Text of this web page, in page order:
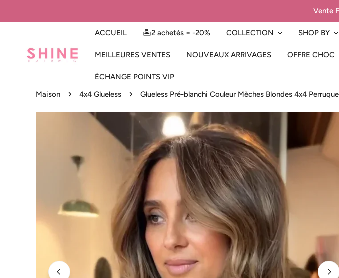
Vente
ACCUEIL
🏝️2 achetés = -20% COLLECTION SHOP BY
MEILLEURES VENTES NOUVEAUX ARRIVAGES OFFRE CHOC
ÉCHANGE POINTS VIP
Maison 4x4 Glueless Glueless Pré-blanchi Couleur Mèches Blondes 4x4
AUX INFORMATIONS SUR LE PRODUIT